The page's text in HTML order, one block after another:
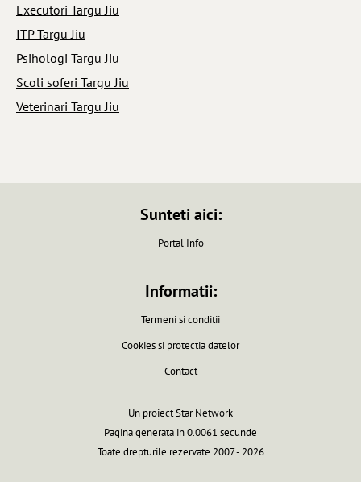
Executori Targu Jiu
ITP Targu Jiu
Psihologi Targu Jiu
Scoli soferi Targu Jiu
Veterinari Targu Jiu
Sunteti aici:
Portal Info
Informatii:
Termeni si conditii
Cookies si protectia datelor
Contact
Un proiectStar Network
Pagina generata in 0.0061 secunde
Toate drepturile rezervate 2007 - 2026